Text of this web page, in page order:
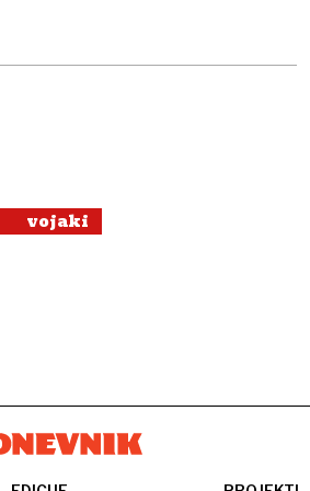
vojaki